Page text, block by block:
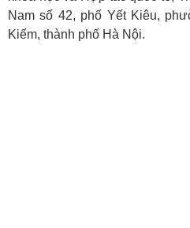
Nam số 42, phố Yết Kiêu,
Kiếm, thành phố Hà Nội.